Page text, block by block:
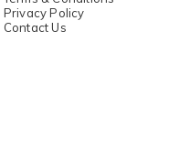
Privacy Policy
Contact Us